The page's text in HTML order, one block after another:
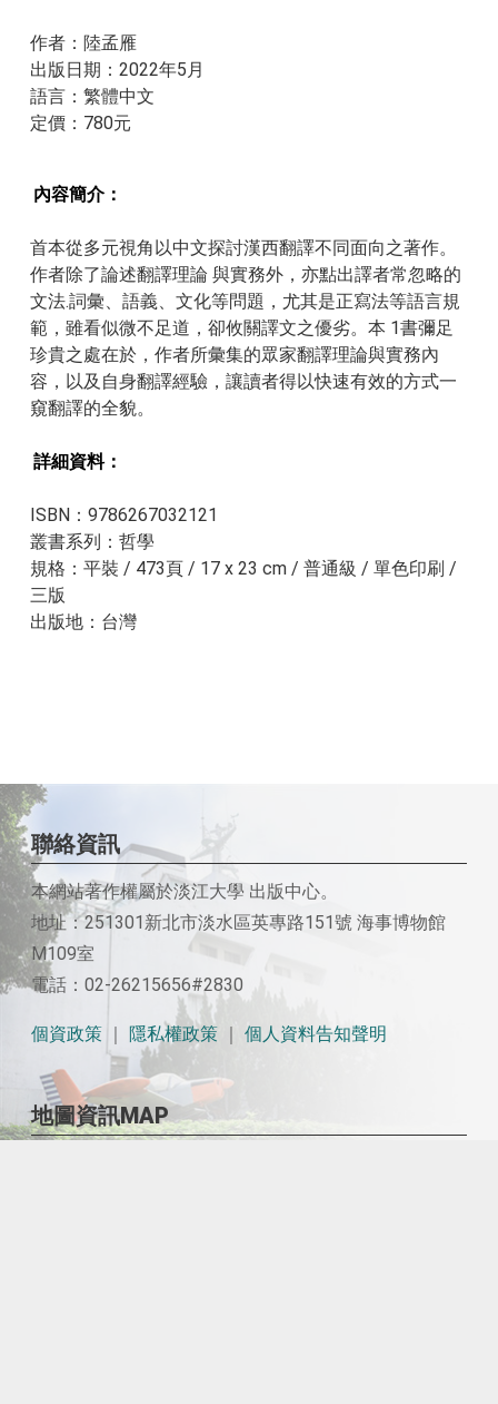
作者：陸孟雁
出版日期：2022年5月
​語言：繁體中文
​定價：780元
內容簡介：
首本從多元視角以中文探討漢西翻譯不同面向之著作。
作者除了論述翻譯理論 與實務外，亦點出譯者常忽略的
文法.詞彙、語義、文化等問題，尤其是正寫法等語言規
範，雖看似微不足道，卻攸關譯文之優劣。本 1書彌足
珍貴之處在於，作者所彙集的眾家翻譯理論與實務內
容，以及自身翻譯經驗，讓讀者得以快速有效的方式一
窺翻譯的全貌。
詳細資料：
ISBN：9786267032121
叢書系列：哲學
規格：平裝 / 473頁 / 17 x 23 cm / 普通級 / 單色印刷 /
三版
出版地：台灣
聯絡資訊
本網站著作權屬於淡江大學 出版中心。
地址：251301新北市淡水區英專路151號 海事博物館
M109室
電話：02-26215656#2830
個資政策 ｜ 隱私權政策 ｜ 個人資料告知聲明
地圖資訊MAP